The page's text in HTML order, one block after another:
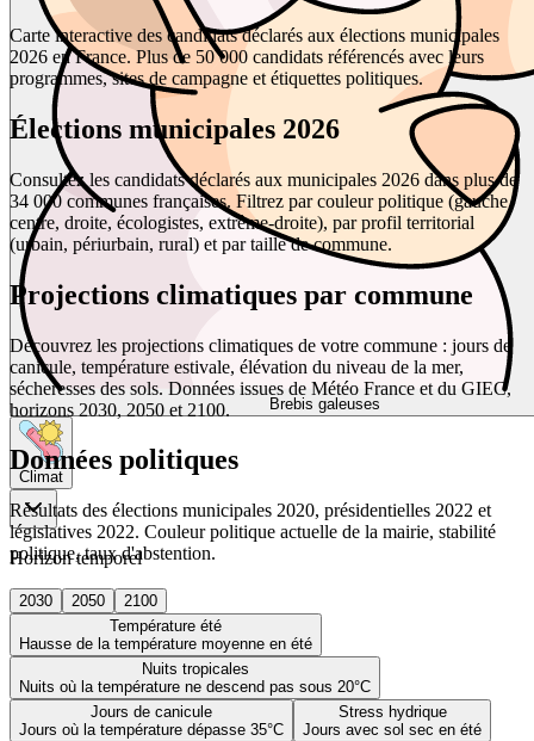
Brebis galeuses
Climat
Horizon temporel
2030 2050
2100
Température été
Hausse de la température moyenne en été
Nuits tropicales
Nuits où la température ne descend pas sous 20°C
Jours de canicule
Jours où la température dépasse 35°C
Stress hydrique
Jours avec sol sec en été
Carte interactive des candidats déclarés aux élections municipales
2026 en France. Plus de 50 000 candidats référencés avec leurs
programmes, sites de campagne et étiquettes politiques.
Élections municipales 2026
Consultez les candidats déclarés aux municipales 2026 dans plus de
34 000 communes françaises. Filtrez par couleur politique (gauche,
centre, droite, écologistes, extrême-droite), par profil territorial
(urbain, périurbain, rural) et par taille de commune.
Projections climatiques par commune
Découvrez les projections climatiques de votre commune : jours de
canicule, température estivale, élévation du niveau de la mer,
sécheresses des sols. Données issues de Météo France et du GIEC,
horizons 2030, 2050 et 2100.
Données politiques
Résultats des élections municipales 2020, présidentielles 2022 et
législatives 2022. Couleur politique actuelle de la mairie, stabilité
politique, taux d'abstention.